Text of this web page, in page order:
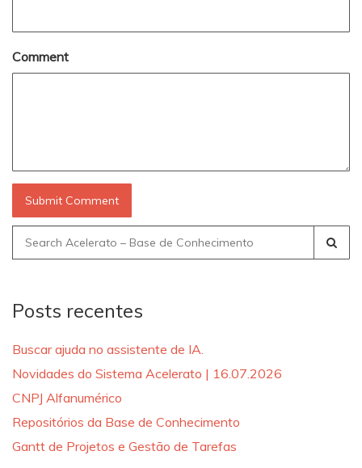
Comment
Search
for:
Posts recentes
Buscar ajuda no assistente de IA.
Novidades do Sistema Acelerato | 16.07.2026
CNPJ Alfanumérico
Repositórios da Base de Conhecimento
Gantt de Projetos e Gestão de Tarefas